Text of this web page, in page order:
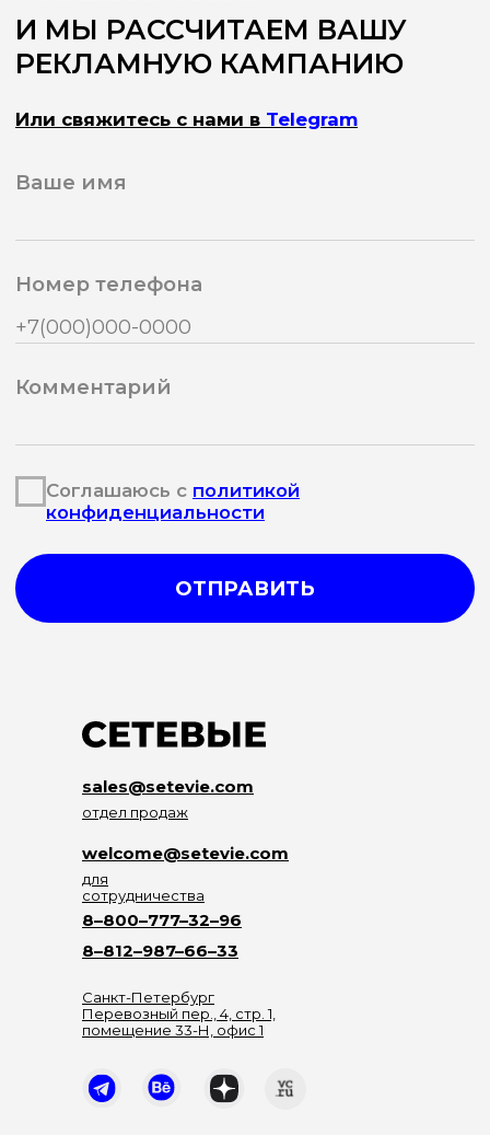
Санкт-Петербург
Перевозный пер., 4, стр. 1,
помещение 33-Н, офис 1
отдел продаж
8–812–987–66–33
8–800–777–32–96
sales@setevie.com
для
сотрудничества
welcome@setevie.com